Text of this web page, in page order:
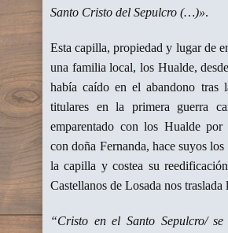
Santo Cristo del Sepulcro (…)».
Esta capilla, propiedad y lugar de
una familia local, los Hualde,
había caído en el abandono tras
titulares en la primera guerra
emparentado con los Hualde por
con doña Fernanda, hace suyos los
la capilla y costea su
Castellanos de Losada nos traslada
“Cristo en el Santo Sepulcro/